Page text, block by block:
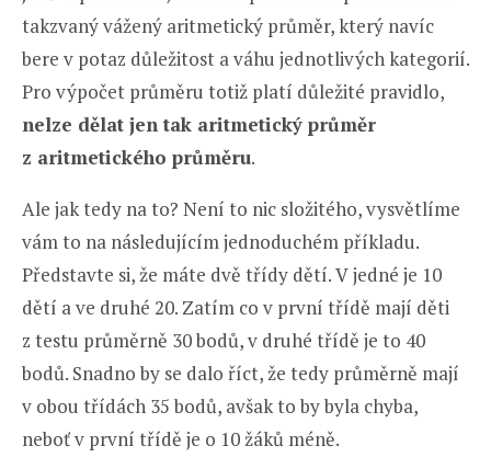
takzvaný vážený aritmetický průměr, který navíc
bere v potaz důležitost a váhu jednotlivých kategorií.
Pro výpočet průměru totiž platí důležité pravidlo,
nelze dělat jen tak aritmetický průměr
z aritmetického průměru.
Ale jak tedy na to? Není to nic složitého, vysvětlíme
vám to na následujícím jednoduchém příkladu.
Představte si, že máte dvě třídy dětí. V jedné je 10
dětí a ve druhé 20. Zatím co v první třídě mají děti
z testu průměrně 30 bodů, v druhé třídě je to 40
bodů. Snadno by se dalo říct, že tedy průměrně mají
v obou třídách 35 bodů, avšak to by byla chyba,
neboť v první třídě je o 10 žáků méně.